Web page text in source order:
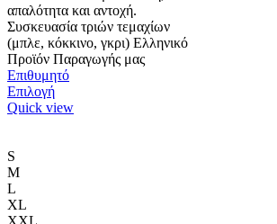
απαλότητα και αντοχή.
Συσκευασία τριών τεμαχίων
(μπλε, κόκκινο, γκρι) Ελληνικό
Προϊόν Παραγωγής μας
Επιθυμητό
ΕπιλογήΑυτό
το
Quick view
S
M
L
XL